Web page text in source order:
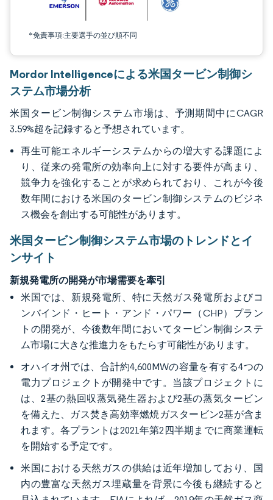
*免責事項:主要選手の並び順不同
Mordor Intelligenceによる米国タービン制御シ
ステム市場分析
米国タービン制御システム市場は、予測期間中にCAGR
3.59%超を記録すると予想されています。
再生可能エネルギーシステムからの増大する課題によ
り、従来の発電所の効率向上に対する要件が高まり、
競争力を強化することが求められており、これが今後
数年間における米国のタービン制御システムのビジネ
ス機会を創出する可能性があります。
米国タービン制御システム市場のトレンドとイ
ンサイト
新規発電所の開発が市場需要を牽引
米国では、新規発電所、特に天然ガス発電所およびコ
ンバインド・ヒート・アンド・パワー（CHP）プラン
トの開発が、今後数年間においてタービン制御システ
ム市場に大きな推進力をもたらす可能性があります。
オハイオ州では、合計約4,600MWの容量を有する4つの
電力プロジェクトが開発中です。当該プロジェクトに
は、2基の熱回収蒸気発生器および2基の蒸気タービン
を備えた、ガス焚き高効率燃焼ガスタービン2基が含ま
れます。各プラントは2021年第2四半期までに商業運転
を開始する予定です。
米国における天然ガスの供給は近年増加しており、国
内の豊富な天然ガス埋蔵量を背景に今後も継続すると